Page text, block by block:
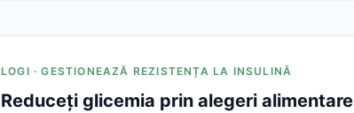
LOGI · GESTIONEAZĂ REZISTENȚA LA INSULINĂ
Reduceți glicemia prin alegeri alimentare